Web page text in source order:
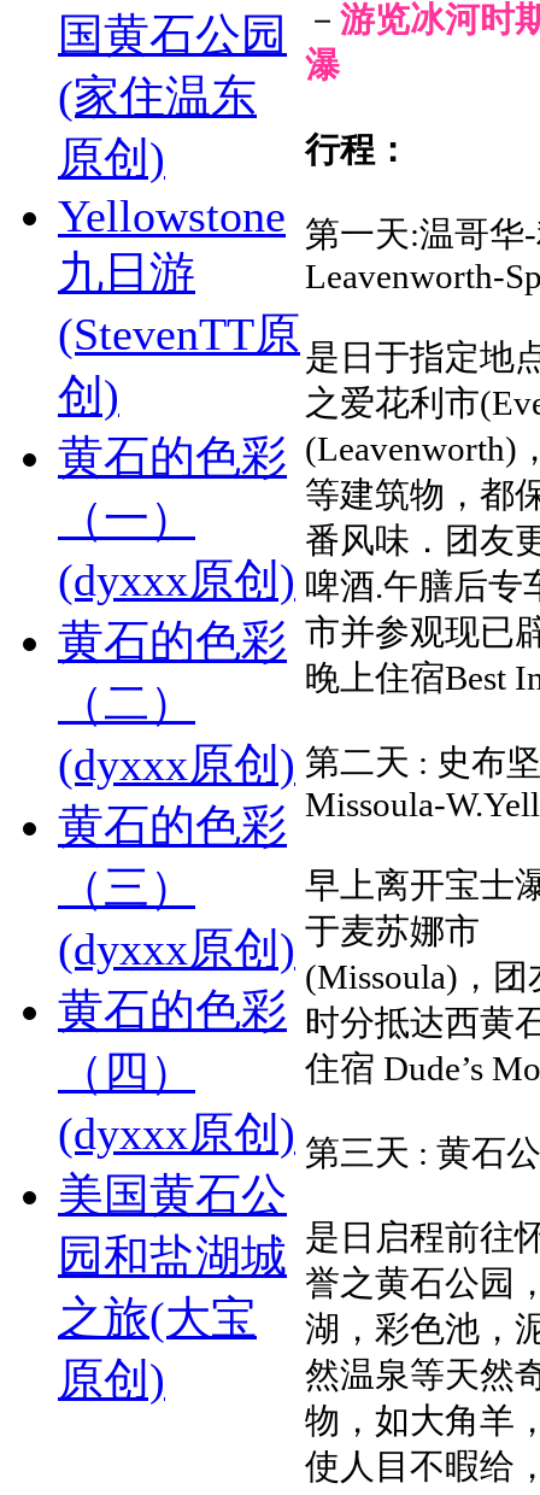
国黄石公园
(家住温东
原创)
Yellowstone
九日游
(StevenTT原
创)
黄石的色彩
（一）
(dyxxx原创)
黄石的色彩
（二）
(dyxxx原创)
黄石的色彩
（三）
(dyxxx原创)
黄石的色彩
（四）
(dyxxx原创)
美国黄石公
园和盐湖城
之旅(大宝
原创)
－ 游览冰河时
瀑
行程：
第一天:温哥华
Leavenworth-
是日于指定地
之爱花利市
(Leavenworth)
等建筑物，都
番风味．团友
啤酒.午膳后专
市并参观现已
晚上住宿Best
第二天 : 史布
Missoula-
早上离开宝士
于麦苏娜市
(Missoula)，
时分抵达西黄
住宿 Dude’s
第三天 : 黄石
是日启程前往
誉之黄石公园
湖，彩色池，
然温泉等天然
物，如大角羊
使人目不暇给